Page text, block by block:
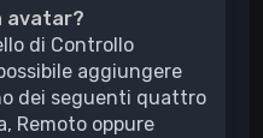
avatar?
di Controllo
aggiungere
dei seguenti quattro
Remoto oppure